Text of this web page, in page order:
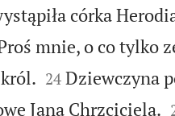
córka
mnie, o co tylko

24 Dziewczyna
Jana Chrzciciela.